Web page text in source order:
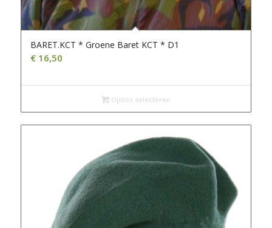
BARET.KCT * Groene Baret KCT * D1
€16,50
Opties selecteren